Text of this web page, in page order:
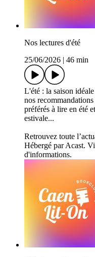
Nos lectures d'été
25/06/2026
46 min
L'été : la saison
nos
préférés à lire en été
estivale...
Retrouvez toute
Hébergé par Acast.
d'informations.